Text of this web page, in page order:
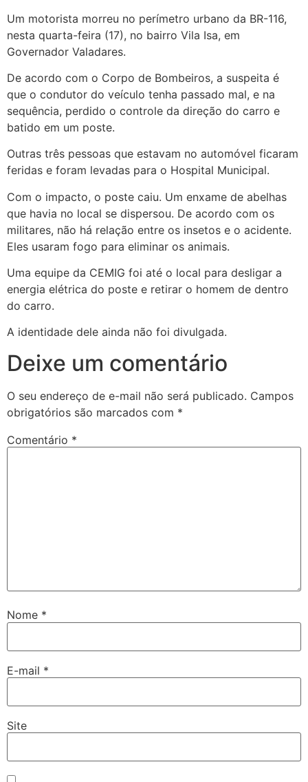
Um motorista morreu no perímetro urbano da BR-116,
nesta quarta-feira (17), no bairro Vila Isa, em
Governador Valadares.
De acordo com o Corpo de Bombeiros, a suspeita é
que o condutor do veículo tenha passado mal, e na
sequência, perdido o controle da direção do carro e
batido em um poste.
Outras três pessoas que estavam no automóvel ficaram
feridas e foram levadas para o Hospital Municipal.
Com o impacto, o poste caiu. Um enxame de abelhas
que havia no local se dispersou. De acordo com os
militares, não há relação entre os insetos e o acidente.
Eles usaram fogo para eliminar os animais.
Uma equipe da CEMIG foi até o local para desligar a
energia elétrica do poste e retirar o homem de dentro
do carro.
A identidade dele ainda não foi divulgada.
Deixe um comentário
O seu endereço de e-mail não será publicado. Campos
obrigatórios são marcados com *
Comentário *
Nome *
E-mail *
Site